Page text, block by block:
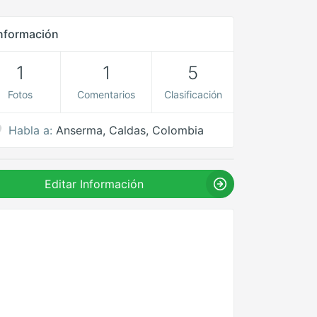
1
Fotos
1
Comentarios
5
Clasificación
Habla a: Anserma, Caldas, Colombia
Editar Información